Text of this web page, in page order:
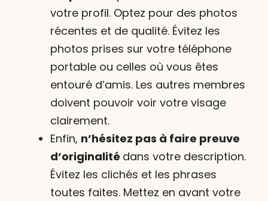
votre profil. Optez pour des photos
récentes et de qualité. Évitez les
photos prises sur votre téléphone
portable ou celles où vous êtes
entouré d’amis. Les autres membres
doivent pouvoir voir votre visage
clairement.
Enfin, n’hésitez pas à faire preuve
d’originalité dans votre description.
Évitez les clichés et les phrases
toutes faites. Mettez en avant votre